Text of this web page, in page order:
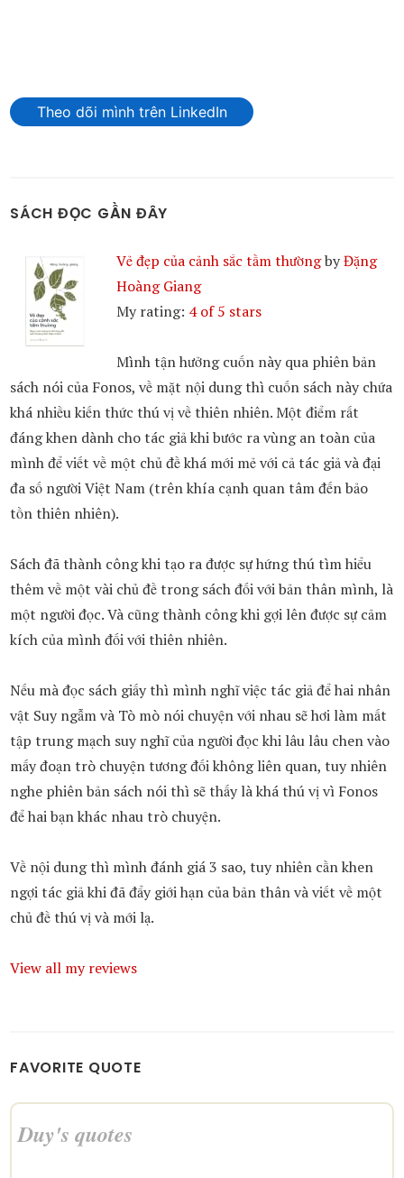
Theo dõi mình trên LinkedIn
SÁCH ĐỌC GẦN ĐÂY
Vẻ đẹp của cảnh sắc tầm thườngbyĐặng
Hoàng Giang
My rating: 4 of 5 stars
Mình tận hưởng cuốn này qua phiên bản
sách nói của Fonos, về mặt nội dung thì cuốn sách này chứa
khá nhiều kiến thức thú vị về thiên nhiên. Một điểm rất
đáng khen dành cho tác giả khi bước ra vùng an toàn của
mình để viết về một chủ đề khá mới mẻ với cả tác giả và đại
đa số người Việt Nam (trên khía cạnh quan tâm đến bảo
tồn thiên nhiên).
Sách đã thành công khi tạo ra được sự hứng thú tìm hiểu
thêm về một vài chủ đề trong sách đối với bản thân mình, là
một người đọc. Và cũng thành công khi gợi lên được sự cảm
kích của mình đối với thiên nhiên.
Nếu mà đọc sách giấy thì mình nghĩ việc tác giả để hai nhân
vật Suy ngẫm và Tò mò nói chuyện với nhau sẽ hơi làm mất
tập trung mạch suy nghĩ của người đọc khi lâu lâu chen vào
mấy đoạn trò chuyện tương đối không liên quan, tuy nhiên
nghe phiên bản sách nói thì sẽ thấy là khá thú vị vì Fonos
để hai bạn khác nhau trò chuyện.
Về nội dung thì mình đánh giá 3 sao, tuy nhiên cần khen
ngợi tác giả khi đã đẩy giới hạn của bản thân và viết về một
chủ đề thú vị và mới lạ.
View all my reviews
FAVORITE QUOTE
Duy's quotes